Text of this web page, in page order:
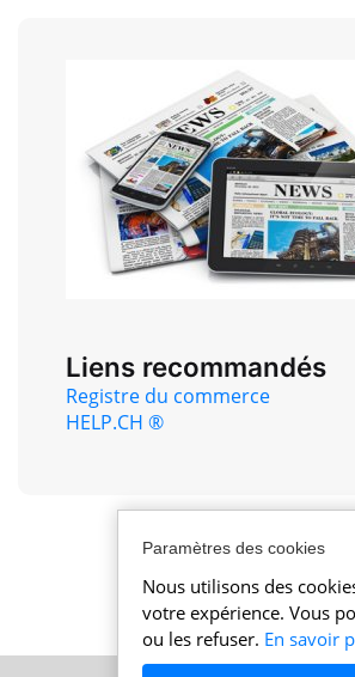
Liens recommandés
Registre du commerce
HELP.CH ®
Paramètres des cookies
Nous utilisons des
votre expérience. Vous
ou les refuser. En savoir